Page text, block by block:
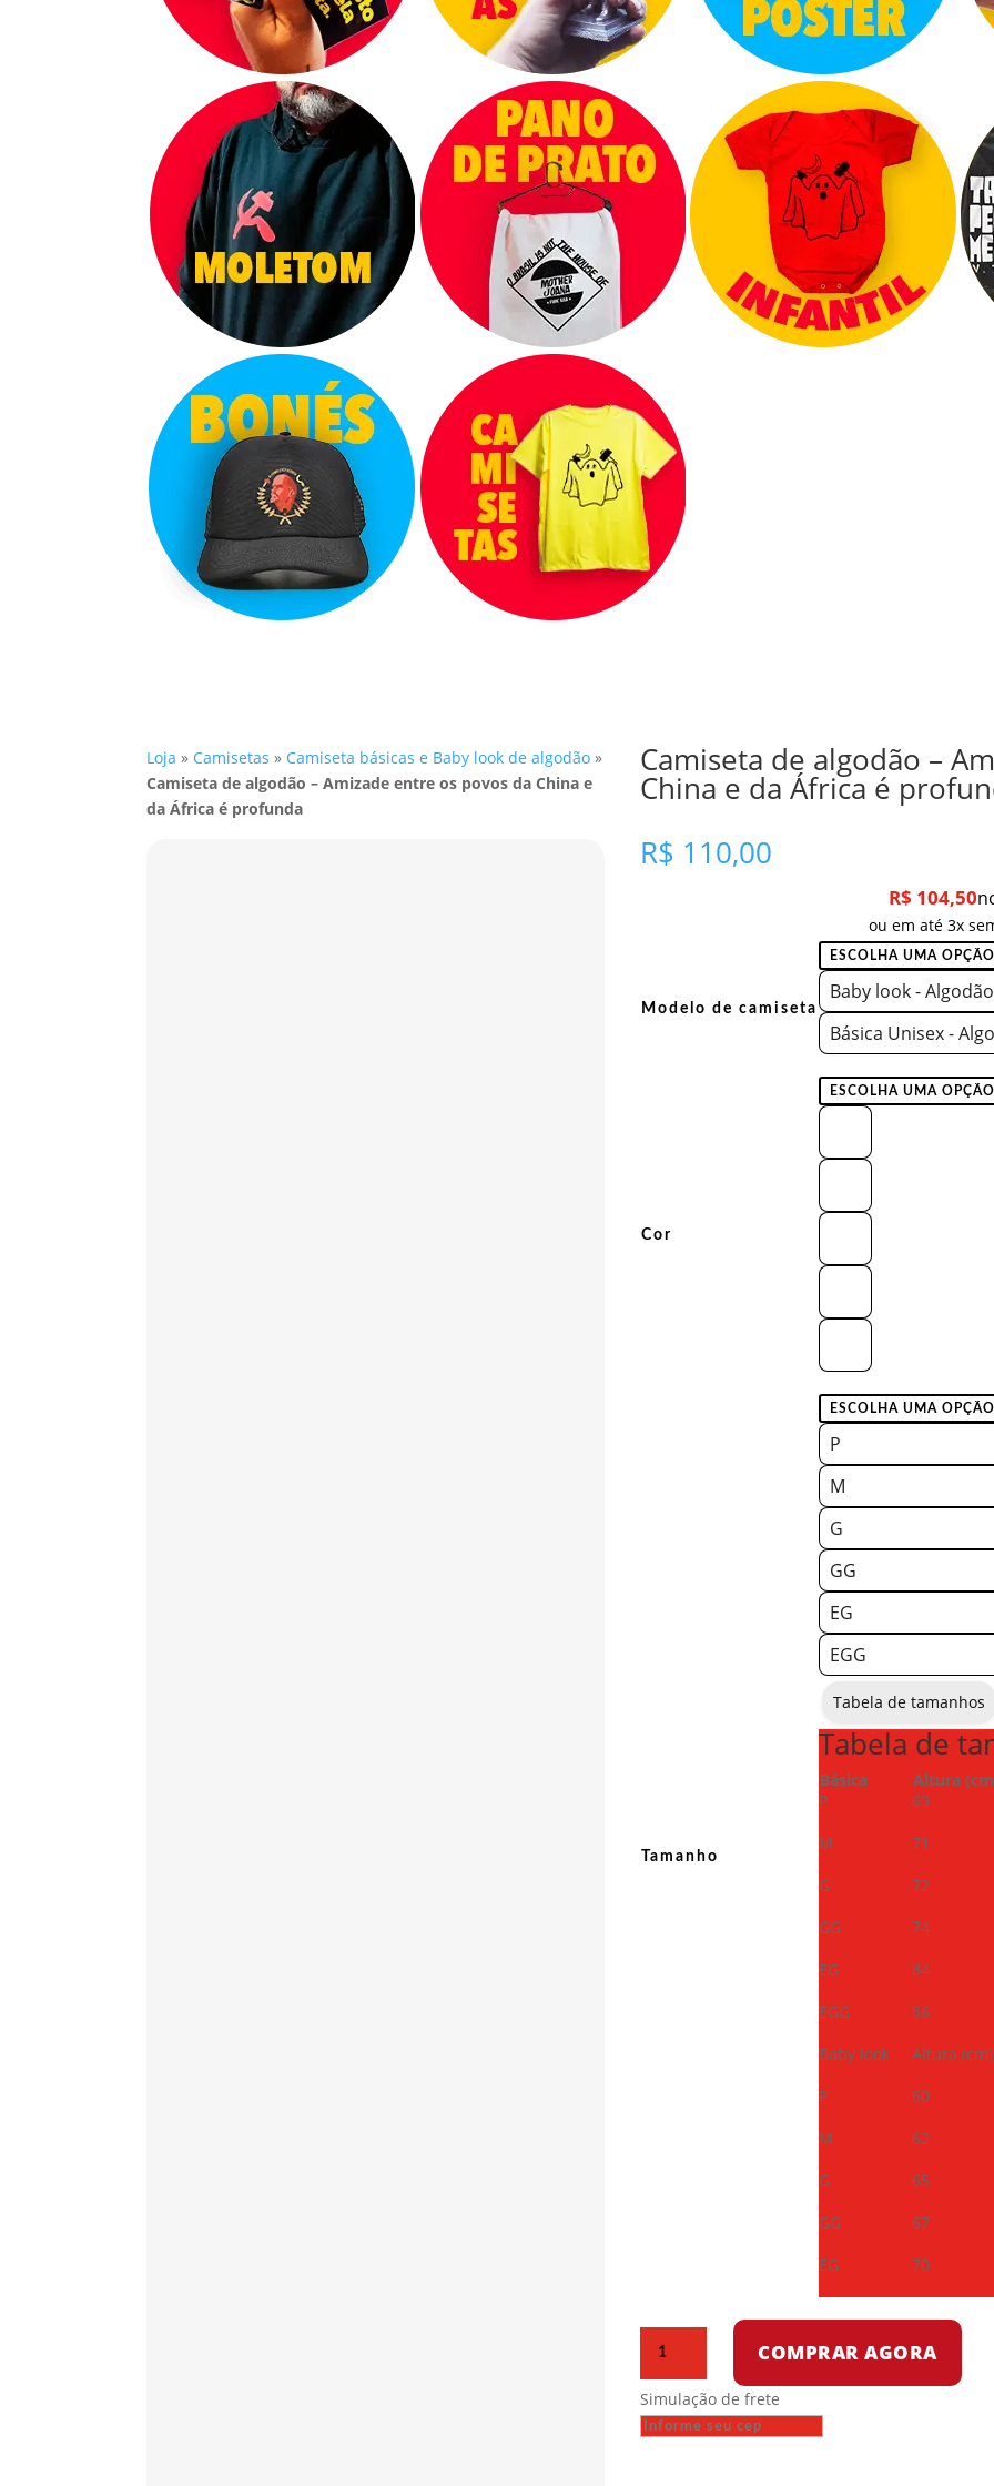
Loja » Camisetas » Camiseta básicas e Baby look de algodão »
Camiseta de algodão – Amizade entre os povos da China e
da África é profunda
Camiseta de algodão –
China e da África é
R$ 110,00
R$ 104,50
ou em até 3x
Modelo de camiseta
Baby look - Algodão
Básica Unisex -
Cor
Tamanho
P
M
G
GG
EG
EGG
Tabela de tamanhos
Tabela de
Básica
Altura
P
69
M
71
G
72
GG
74
EG
84
EGG
86
Baby look
Altura (cm)
P
60
M
62
G
65
GG
67
EG
70
algodão
–
Amizade
COMPRAR AGORA
Simulação de frete